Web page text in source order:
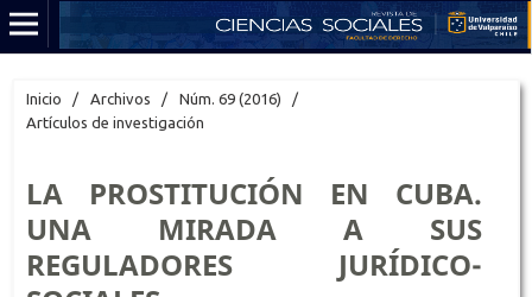
Inicio / Archivos / Núm. 69 (2016)
/
Artículos de investigación
LA PROSTITUCIÓN EN CUBA.
UNA MIRADA A SUS
REGULADORES JURÍDICO-